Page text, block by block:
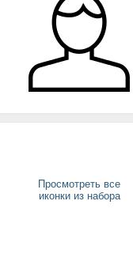
Просмотреть все
иконки из набора